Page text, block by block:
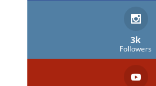
3k
Followers